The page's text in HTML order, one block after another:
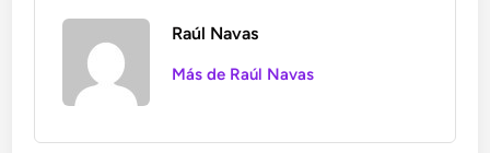
Raúl Navas
Más de Raúl Navas